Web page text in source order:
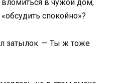
вломиться в чужой дом,
спокойно»?
затылок. — Ты ж тоже